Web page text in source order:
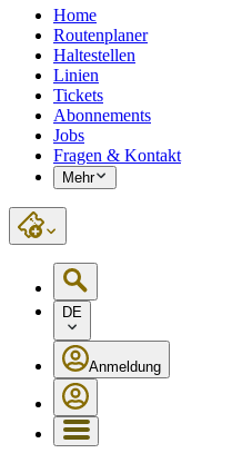
Home
Routenplaner
Haltestellen
Linien
Tickets
Abonnements
Jobs
Fragen & Kontakt
Mehr
DE
Anmeldung